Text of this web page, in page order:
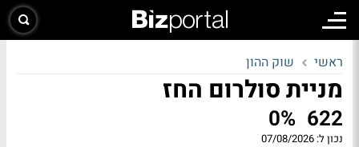
ראשי שוק ההון
מניית סולרום החז
622
0%
נכון ל: 07/08/2026